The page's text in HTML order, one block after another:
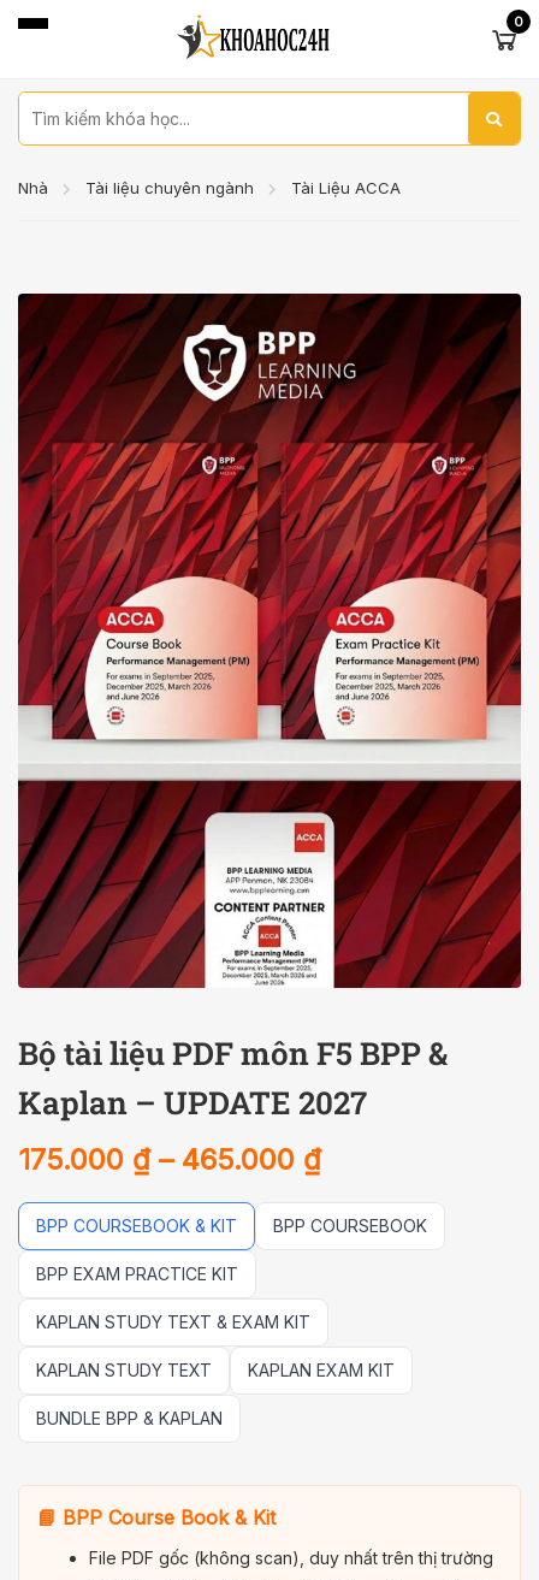
0
Nhà Tài liệu chuyên ngành Tài Liệu ACCA
Bộ tài liệu PDF môn F5 BPP &
Kaplan – UPDATE 2027
175.000 ₫– 465.000 ₫
BPP COURSEBOOK & KIT BPP COURSEBOOK
BPP EXAM PRACTICE KIT
KAPLAN STUDY TEXT & EXAM KIT
KAPLAN STUDY TEXT KAPLAN EXAM KIT
BUNDLE BPP & KAPLAN
📘 BPP Course Book & Kit
File PDF gốc (không scan), duy nhất trên thị trường